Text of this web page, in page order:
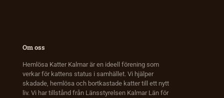
Om oss
Hemlösa Katter Kalmar är en ideell förening som
verkar för kattens status i samhället. Vi hjälper
skadade, hemlösa och bortkastade katter till ett nytt
liv. Vi har tillstånd från Länsstyrelsen Kalmar Län för